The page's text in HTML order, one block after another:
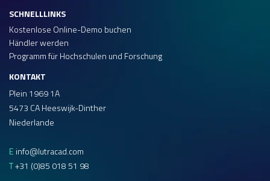
KONTAKT
Plein 1969 1A
5473 CA Heeswijk-Dinther
Niederlande
E info@lutracad.com
T+31 (0)85 018 51 98
SCHNELLLINKS
Kostenlose Online-Demo buchen
Händler werden
Programm für Hochschulen und Forschung